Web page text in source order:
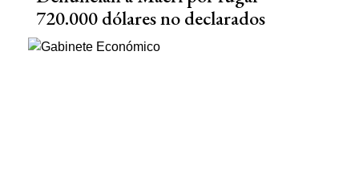
720.000 dólares no declarados